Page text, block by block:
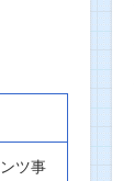
ツ事